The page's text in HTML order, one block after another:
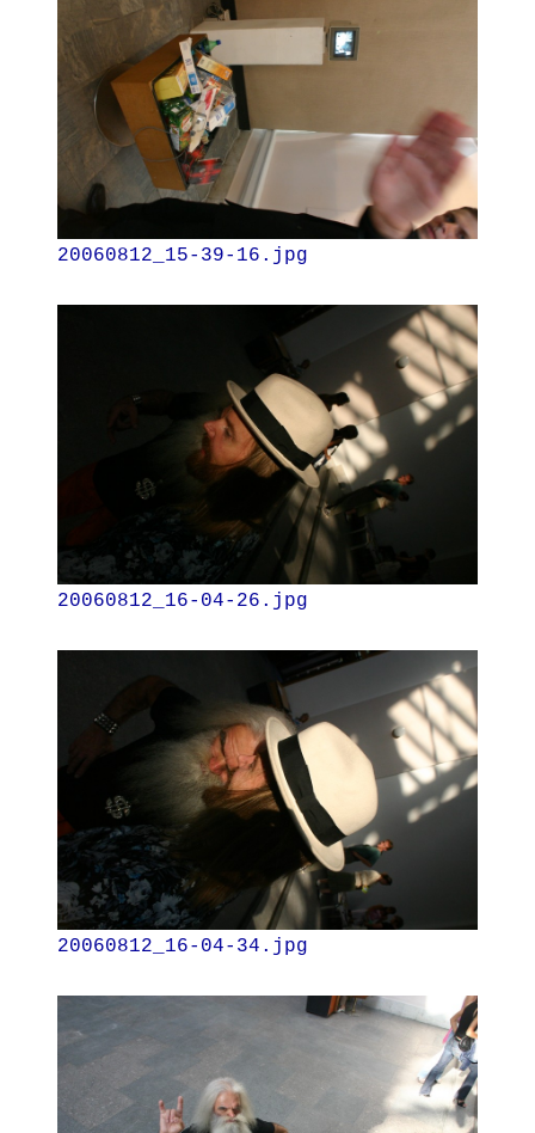
20060812_15-39-16.jpg
20060812_16-04-26.jpg
20060812_16-04-34.jpg